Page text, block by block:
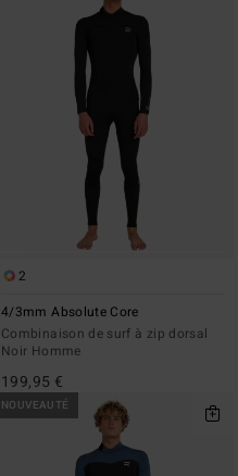
2
4/3mm Absolute Core
Combinaison de surf à zip dorsal
Noir Homme
199,95 €
NOUVEAUTÉ